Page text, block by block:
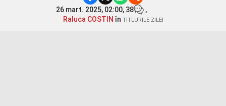
26 mart. 2025, 02:00, 38
,
Raluca COSTIN în TITLURILE ZILEI